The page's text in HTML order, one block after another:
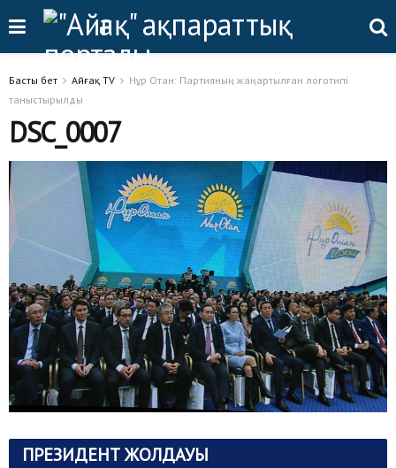
Басты бет Айғақ TV
Нұр Отан: Партияның жаңартылған логотипі
таныстырылды
DSC_0007
ПРЕЗИДЕНТ ЖОЛДАУЫ